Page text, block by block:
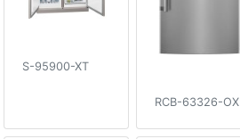
S-95900-XT
RCB-63326-OX